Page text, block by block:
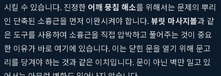
시킬 수 있습니다. 진정한 어깨 뭉침 해소를 위해서는 문제의 뿌리
인 단축된 소흉근을 먼저 이완시켜야 합니다.뷰릿 마사지볼과 같
은 도구를 사용하여 소흉근을 직접 압박하고 풀어주는 것이 중요
한 이유가 바로 여기에 있습니다. 이는 닫힌 문을 열기 위해 문고
리를 당겨야 하는 것과 같은 이치입니다. 문이 아닌 벽만 밀고 있